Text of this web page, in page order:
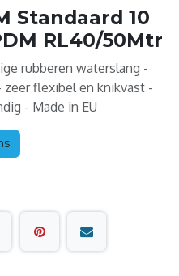
Standaard 10
RL40/50Mtr
rubberen waterslang -
flexibel en knikvast -
- Made in EU